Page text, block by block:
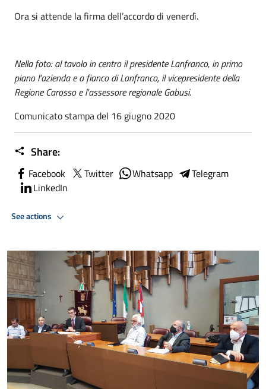
Ora si attende la firma dell’accordo di venerdì.
Nella foto: al tavolo in centro il presidente Lanfranco, in primo
piano l'azienda e a fianco di Lanfranco, il vicepresidente della
Regione Carosso e l'assessore regionale Gabusi.
Comunicato stampa del 16 giugno 2020
Share:
Facebook Twitter Whatsapp
Telegram
LinkedIn
See actions